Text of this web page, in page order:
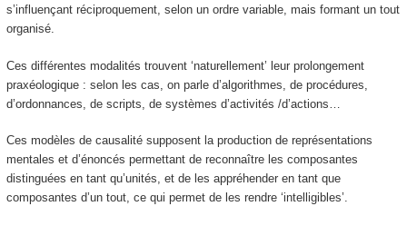
s’influençant réciproquement, selon un ordre variable, mais formant un tout
organisé.
Ces différentes modalités trouvent ‘naturellement’ leur prolongement
praxéologique : selon les cas, on parle d’algorithmes, de procédures,
d’ordonnances, de scripts, de systèmes d’activités /d’actions…
Ces modèles de causalité supposent la production de représentations
mentales et d’énoncés permettant de reconnaître les composantes
distinguées en tant qu’unités, et de les appréhender en tant que
composantes d’un tout, ce qui permet de les rendre ‘intelligibles’.